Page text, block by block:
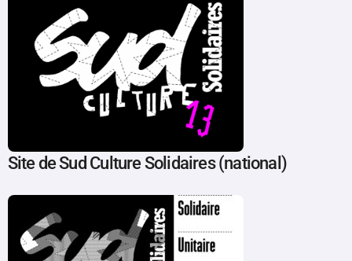
Site de Sud Culture Solidaires (national)